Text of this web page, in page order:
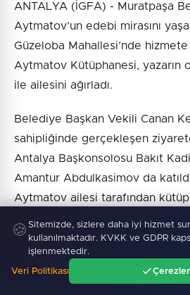
ANTALYA (İGFA) - Muratpaşa
Aytmatov’un edebi mirasını
Güzeloba Mahallesi’nde hizmete
Aytmatov Kütüphanesi, yazarın
ile ailesini ağırladı.
Belediye Başkan Vekili Canan
sahipliğinde gerçekleşen ziyarete
Antalya Başkonsolosu Bakıt
Amantur Abdulkasimov da
Aytmatov ailesi tarafından
Kırgızca ve İngilizce kitaplar
Bağışlanan yayınlar arasında
yayımlanmamış çalışmalarını
🍪 Sitemizde, sizlere daha iyi hizmet
kullanılmaktadır. KVKK ve GDPR
işlenmektedir.
Veri Politikası
Gündem